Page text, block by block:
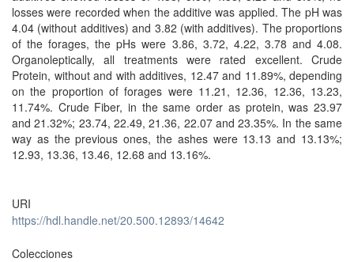
losses were recorded when the additive was applied. The pH was
4.04 (without additives) and 3.82 (with additives). The proportions
of the forages, the pHs were 3.86, 3.72, 4.22, 3.78 and 4.08.
Organoleptically, all treatments were rated excellent. Crude
Protein, without and with additives, 12.47 and 11.89%, depending
on the proportion of forages were 11.21, 12.36, 12.36, 13.23,
11.74%. Crude Fiber, in the same order as protein, was 23.97
and 21.32%; 23.74, 22.49, 21.36, 22.07 and 23.35%. In the same
way as the previous ones, the ashes were 13.13 and 13.13%;
12.93, 13.36, 13.46, 12.68 and 13.16%.
URI
https://hdl.handle.net/20.500.12893/14642
Colecciones